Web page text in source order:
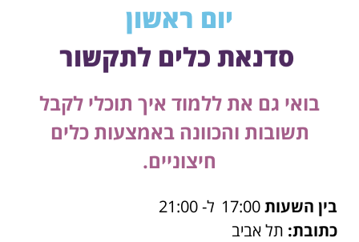
יום ראשון
סדנאת כלים לתקשור
בואי גם את ללמוד איך תוכלי לקבל
תשובות והכוונה באמצעות כלים
חיצוניים.
בין השעות
ל- 21:00
כתובת: תל אביב